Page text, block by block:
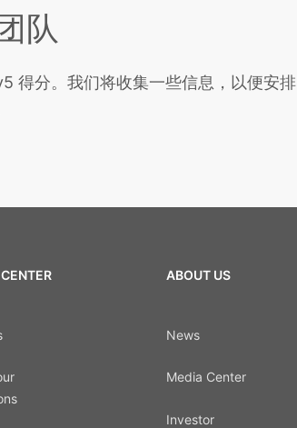
队
得分。我们将收集一些信息，以便安排
ABOUT US
News
Media Center
Investor